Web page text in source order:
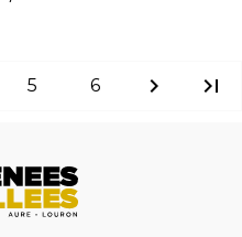
5 6 chevron_right last_page